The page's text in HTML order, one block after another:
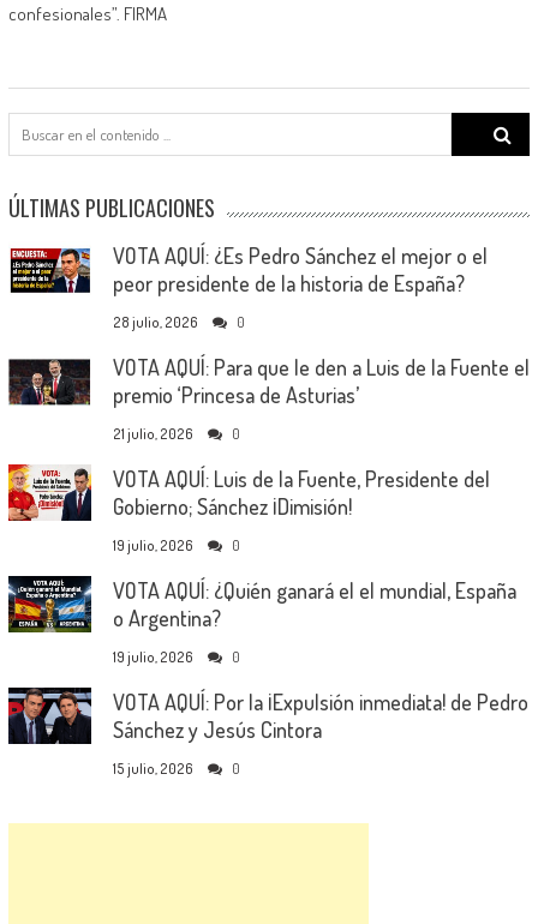
confesionales”. FIRMA
Search
for:
ÚLTIMAS PUBLICACIONES
VOTA AQUÍ: ¿Es Pedro Sánchez el mejor o el
peor presidente de la historia de España?
28 julio, 2026 0
VOTA AQUÍ: Para que le den a Luis de la Fuente el
premio ‘Princesa de Asturias’
21 julio, 2026 0
VOTA AQUÍ: Luis de la Fuente, Presidente del
Gobierno; Sánchez ¡Dimisión!
19 julio, 2026 0
VOTA AQUÍ: ¿Quién ganará el el mundial, España
o Argentina?
19 julio, 2026 0
VOTA AQUÍ: Por la ¡Expulsión inmediata! de Pedro
Sánchez y Jesús Cintora
15 julio, 2026 0